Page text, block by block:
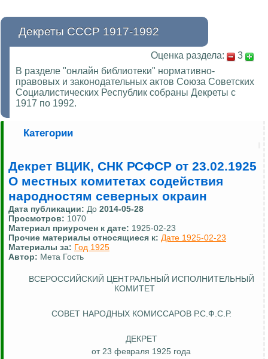
Декреты СССР 1917-1992
Оценка раздела:
3
В разделе "онлайн библиотеки" нормативно-
правовых и законодательных актов Союза Советских
Социалистических Республик собраны Декреты с
1917 по 1992.
Категории
Декрет ВЦИК, СНК РСФСР от 23.02.1925
О местных комитетах содействия
народностям северных окраин
Дата публикации: До 2014-05-28
Просмотров: 1070
Материал приурочен к дате: 1925-02-23
Прочие материалы относящиеся к: Дате 1925-02-23
Материалы за: Год 1925
Автор: Мета Гость
ВСЕРОССИЙСКИЙ ЦЕНТРАЛЬНЫЙ ИСПОЛНИТЕЛЬНЫЙ
КОМИТЕТ
СОВЕТ НАРОДНЫХ КОМИССАРОВ Р.С.Ф.С.Р.
ДЕКРЕТ
от 23 февраля 1925 года